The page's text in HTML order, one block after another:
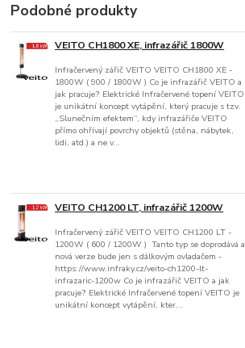
Podobné produkty
VEITO CH1800 XE, infrazářič 1800W
Infračervený zářič VEITO VEITO CH1800 XE -
1800W ( 900 / 1800W ) Co je infrazářič VEITO a
jak pracuje? Elektrické Infračervené topení VEITO
je unikátní koncept vytápění, který pracuje s tzv.
„Slunečním efektem“, kdy infrazářiče VEITO
přímo ohřívají povrchy objektů (stěna, nábytek,
lidi, atd.) a ne v...
VEITO CH1200 LT, infrazářič 1200W
Infračervený zářič VEITO VEITO CH1200 LT -
1200W ( 600 / 1200W ) Tanto typ se doprodává a
nová verze bude jen s dálkovým ovladačem -
https://www.infraky.cz/veito-ch1200-lt-
infrazaric-1200w Co je infrazářič VEITO a jak
pracuje? Elektrické Infračervené topení VEITO je
unikátní koncept vytápění, kter...